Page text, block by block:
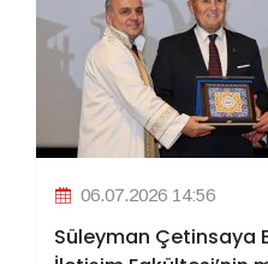
06.07.2026 14:56
Süleyman Çetinsaya